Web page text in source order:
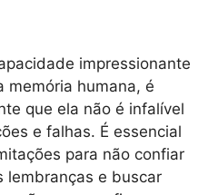
impressionante
memória humana, é
que ela não é infalível
e falhas. É essencial
para não confiar
lembranças e buscar